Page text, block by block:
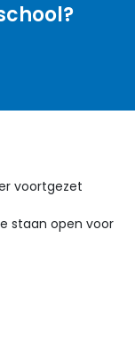
voortgezet
staan open voor